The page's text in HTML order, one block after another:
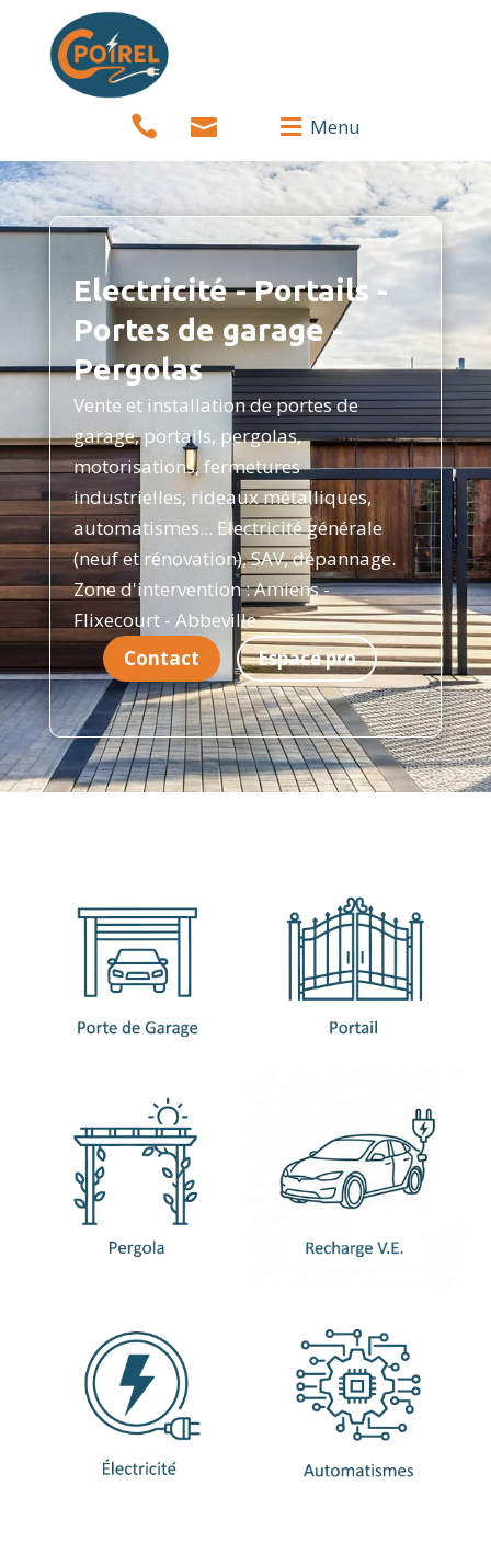
   Menu
Electricité - Portails -
Portes de garage -
Pergolas
Vente et installation de portes de
garage, portails, pergolas,
motorisations, fermetures
industrielles, rideaux métalliques,
automatismes... Electricité générale
(neuf et rénovation), SAV, dépannage.
Zone d'intervention : Amiens -
Flixecourt - Abbeville
Contact
Espace pro